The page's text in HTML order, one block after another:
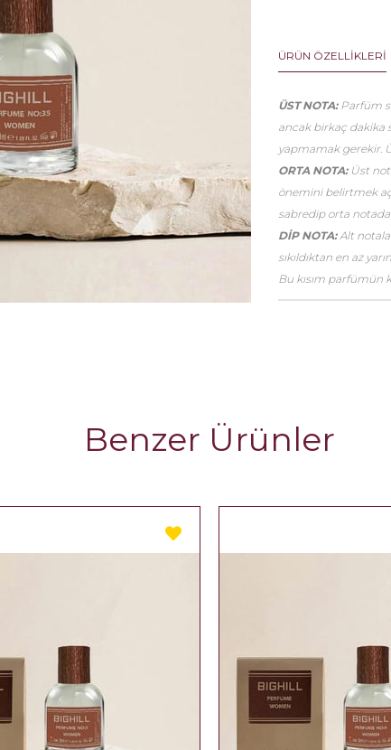
ÜRÜN ÖZELLIKLERI
ÜST NOTA:Parfüm
ancak birkaç dakika
yapmamak gerekir.
ORTA NOTA: Üst
önemini belirtmek
sabredip orta
DİP NOTA:Alt
sıkıldıktan en az
Bu kısım parfümün
Benzer Ürünler